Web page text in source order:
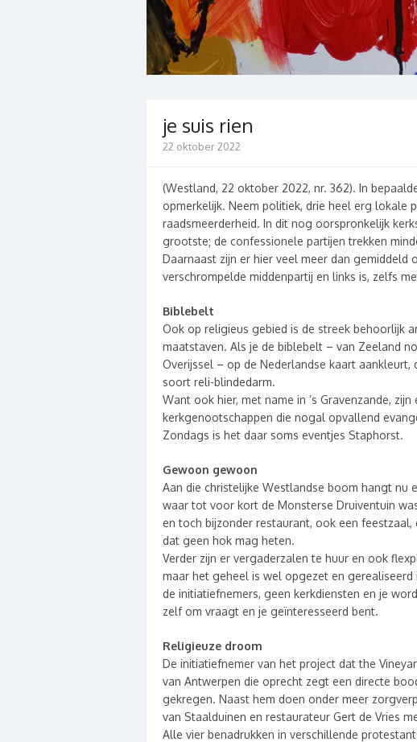
je suis rien
22 oktober 2022
(Westland, 22 oktober 2022, nr. 362). In
opmerkelijk. Neem politiek, drie heel erg lokale
raadsmeerderheid. In dit nog oorspronkelijk
grootste; de confessionele partijen trekken
Daarnaast zijn er hier veel meer dan gemiddeld
verschrompelde middenpartij en links is, zelfs
Biblebelt
Ook op religieus gebied is de streek behoorlijk
maatstaven. Als je de biblebelt – van Zeeland
Overijssel – op de Nederlandse kaart
soort reli-blindedarm.
Want ook hier, met name in ’s Gravenzande,
kerkgenootschappen die nogal opvallend
Zondags is het daar soms eventjes Staphorst.
Gewoon gewoon
Aan die christelijke Westlandse boom hangt nu
waar tot voor kort de Monsterse Druiventuin
en toch bijzonder restaurant, ook een
dat geen hok mag heten.
Verder zijn er vergaderzalen te huur en ook
maar het geheel is wel opgezet en
de initiatiefnemers, geen kerkdiensten en je
zelf om vraagt en je geïnteresseerd bent.
Religieuze droom
De initiatiefnemer van het project dat the
van Antwerpen die oprecht zegt een directe
gekregen. Naast hem doen onder meer
van Staalduinen en restaurateur Gert de Vries
Alle vier benadrukken in verschillende